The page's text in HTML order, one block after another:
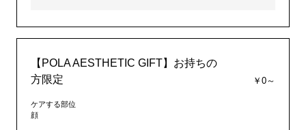
【POLA AESTHETIC GIFT】お持ちの
方限定
￥0～
ケアする部位
顔